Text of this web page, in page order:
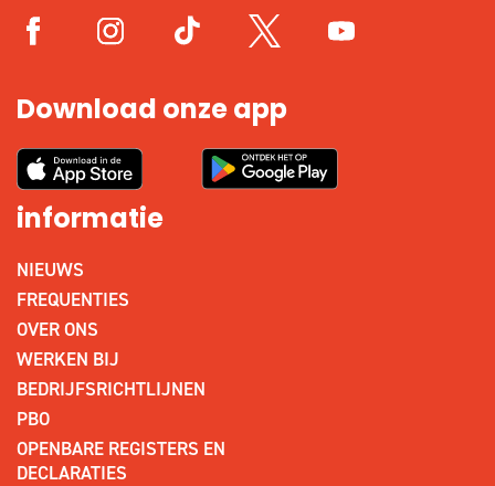
Download onze app
informatie
NIEUWS
FREQUENTIES
OVER ONS
WERKEN BIJ
BEDRIJFSRICHTLIJNEN
PBO
OPENBARE REGISTERS EN
DECLARATIES